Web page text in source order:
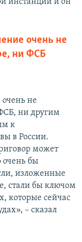
очень не
ни ФСБ
не
ни другим
к
в России.
может
очень бы
изложенные
стали бы ключом
которые сейчас
– сказал